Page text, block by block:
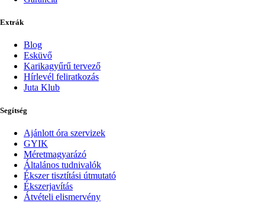
Extrák
Blog
Esküvő
Karikagyűrű tervező
Hírlevél feliratkozás
Juta Klub
Segítség
Ajánlott óra szervizek
GYIK
Méretmagyarázó
Általános tudnivalók
Ékszer tisztítási útmutató
Ékszerjavítás
Átvételi elismervény